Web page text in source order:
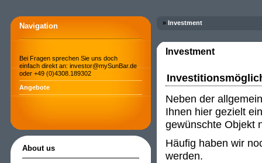
Navigation
Bei Fragen sprechen Sie uns doch
einfach direkt an: investor@mySunBar.de
oder +49 (0)4308.189302
Angebote
About us
» Investment
Investment
Neben der
Ihnen hier gezielt
gewünschte Objekt
Häufig haben wir
werden.